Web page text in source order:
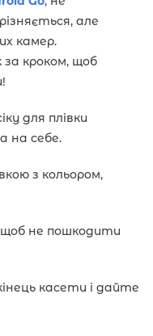
але
камер.
за кроком, щоб
для плівки
на себе.
з кольором,
щоб не пошкодити
касети і дайте